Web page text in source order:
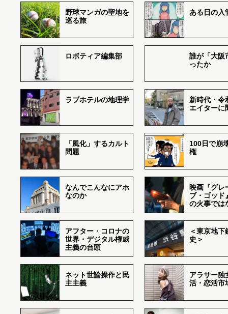
野球マンガの聖地を
巡る旅
ある日の入
ロボティア編集部
誰が「大阪
ったか
ラブホテルの地理学
新時代・令
エイターに
「風化」するカルト
問題
100日で崩
権
なんでこんなにアホ
なのか
映画『グレ
ブ・ゴッド
の火事では
アフター・コロナの
世界・デジタル権威
主義の台頭
＜東京地下
史＞
ネット世論操作と民
主主義
アラサー独
活・恋活市